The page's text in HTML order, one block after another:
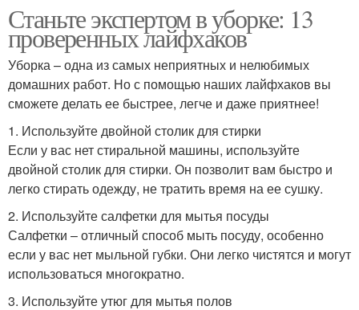
Станьте экспертом в уборке: 13
проверенных лайфхаков
Уборка – одна из самых неприятных и нелюбимых
домашних работ. Но с помощью наших лайфхаков вы
сможете делать ее быстрее, легче и даже приятнее!
1. Используйте двойной столик для стирки
Если у вас нет стиральной машины, используйте
двойной столик для стирки. Он позволит вам быстро и
легко стирать одежду, не тратить время на ее сушку.
2. Используйте салфетки для мытья посуды
Салфетки – отличный способ мыть посуду, особенно
если у вас нет мыльной губки. Они легко чистятся и могут
использоваться многократно.
3. Используйте утюг для мытья полов